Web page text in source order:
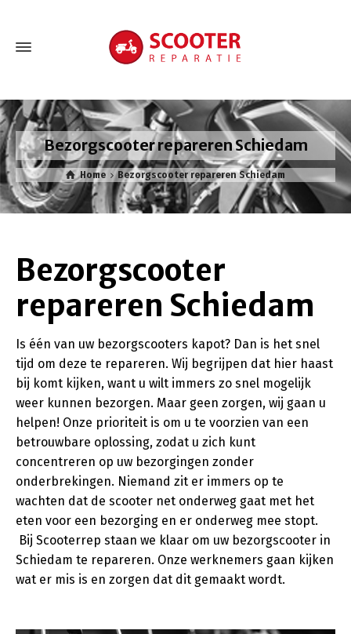
Bezorgscooter repareren Schiedam
Home Bezorgscooter repareren Schiedam
Bezorgscooter
repareren Schiedam
Is één van uw bezorgscooters kapot? Dan is het snel
tijd om deze te repareren. Wij begrijpen dat hier haast
bij komt kijken, want u wilt immers zo snel mogelijk
weer kunnen bezorgen. Maar geen zorgen, wij gaan u
helpen! Onze prioriteit is om u te voorzien van een
betrouwbare oplossing, zodat u zich kunt
concentreren op uw bezorgingen zonder
onderbrekingen. Niemand zit er immers op te
wachten dat de scooter net onderweg gaat met het
eten voor een bezorging en er onderweg mee stopt.
Bij Scooterrep staan we klaar om uw bezorgscooter in
Schiedam te repareren. Onze werknemers gaan kijken
wat er mis is en zorgen dat dit gemaakt wordt.